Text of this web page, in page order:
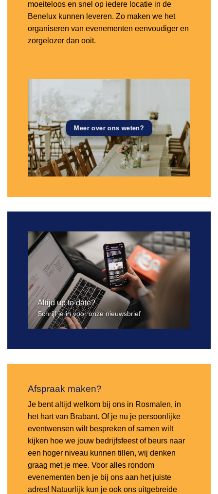
moeiteloos en snel op iedere locatie in de
Benelux kunnen leveren. Zo maken we het
organiseren van evenementen eenvoudiger en
zorgelozer dan ooit.
Meer over ons weten?
Altijd up to date?
Schrijf je in voor onze nieuwsbrief
Afspraak maken?
Je bent altijd welkom bij ons in Rosmalen, in
het hart van Brabant. Of je nu je persoonlijke
eventwensen wilt bespreken of samen wilt
kijken hoe we jouw bedrijfsfeest of beurs naar
een hoger niveau kunnen tillen, wij denken
graag met je mee. Voor alles rondom
evenementen ben je bij ons aan het juiste
adres! Natuurlijk kun je ook ons uitgebreide